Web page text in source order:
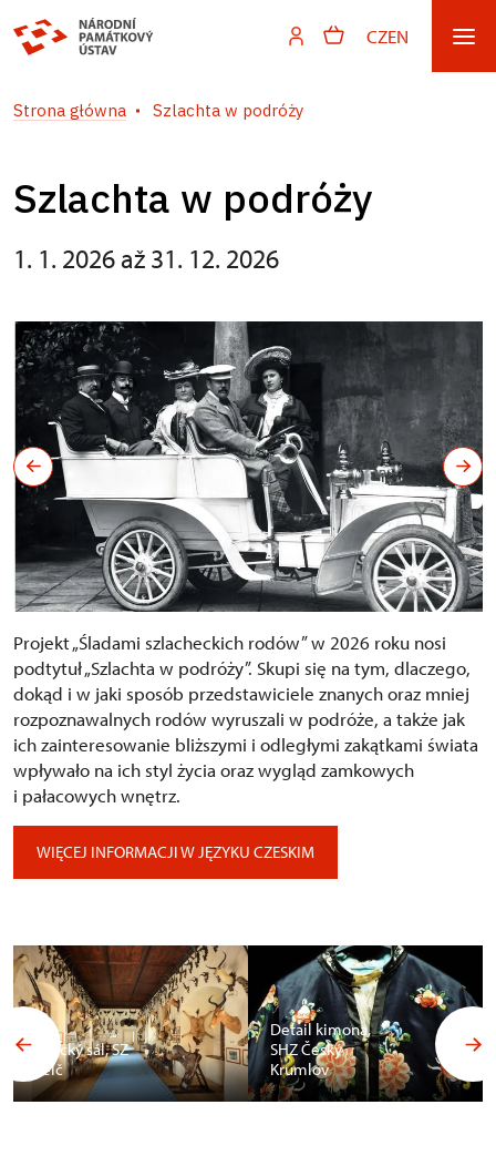
CZEN
Strona główna Szlachta w podróży
Szlachta w podróży
1. 1. 2026 až 31. 12. 2026
Projekt „Śladami szlacheckich rodów” w 2026 roku nosi
podtytuł „Szlachta w podróży”. Skupi się na tym, dlaczego,
dokąd i w jaki sposób przedstawiciele znanych oraz mniej
rozpoznawalnych rodów wyruszali w podróże, a także jak
ich zainteresowanie bliższymi i odległymi zakątkami świata
wpływało na ich styl życia oraz wygląd zamkowych
i pałacowych wnętrz.
WIĘCEJ INFORMACJI W JĘZYKU CZESKIM
Africký sál, SZ
Telč
Detail kimona,
SHZ Český
Krumlov